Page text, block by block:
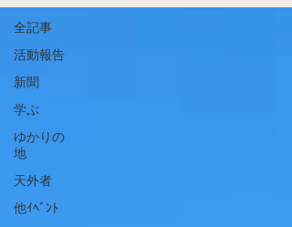
全記事
活動報告
新聞
学ぶ
ゆかりの
地
天外者
他ｲﾍﾞﾝﾄ